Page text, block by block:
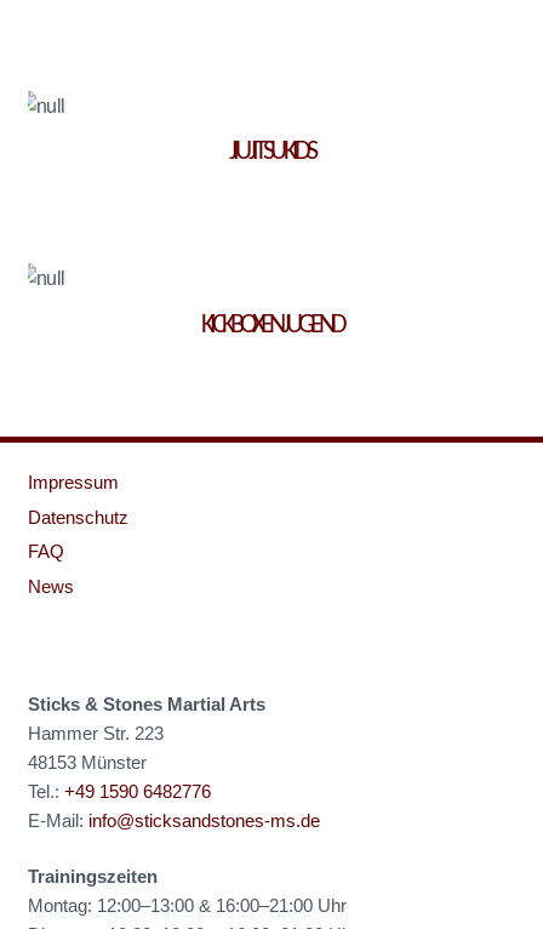
JIU JITSU KIDS
KICKBOXEN JUGEND
Impressum
Datenschutz
FAQ
News
Sticks & Stones Martial Arts
Hammer Str. 223
48153 Münster
Tel.: +49 1590 6482776
E-Mail: info@sticksandstones-ms.de
Trainingszeiten
Montag: 12:00–13:00 & 16:00–21:00 Uhr